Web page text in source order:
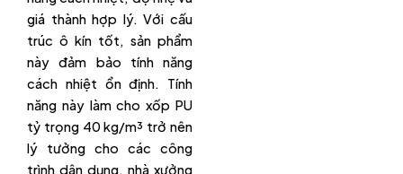
giá thành hợp lý. Với cấu
trúc ô kín tốt, sản phẩm
này đảm bảo tính năng
cách nhiệt ổn định. Tính
năng này làm cho xốp PU
tỷ trọng 40 kg/m³ trở nên
lý tưởng cho các công
trình dân dụng, nhà xưởng